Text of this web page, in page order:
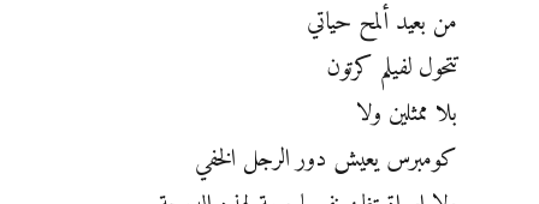
من بعيد ألمح حياتي
تتحول لفيلم كرتون
بلا ممثلين ولا
كومبرس يعيش دور الرجل الخفي